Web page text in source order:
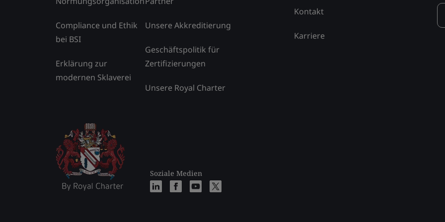
Compliance und Ethik
bei BSI
Erklärung zur
modernen Sklaverei
Unsere Akkreditierung
Geschäftspolitik für
Zertifizierungen
Unsere Royal Charter
Soziale Medien
Kontakt
Karriere